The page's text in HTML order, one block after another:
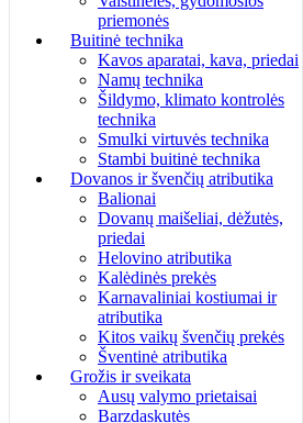
priemonės
Buitinė technika
Kavos aparatai, kava, priedai
Namų technika
Šildymo, klimato kontrolės
technika
Smulki virtuvės technika
Stambi buitinė technika
Dovanos ir švenčių atributika
Balionai
Dovanų maišeliai, dėžutės,
priedai
Helovino atributika
Kalėdinės prekės
Karnavaliniai kostiumai ir
atributika
Kitos vaikų švenčių prekės
Šventinė atributika
Grožis ir sveikata
Ausų valymo prietaisai
Barzdaskutės